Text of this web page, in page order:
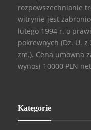
rozpowszechnianie
witrynie jest
lutego 1994 r. o
pokrewnych (Dz. U.
zm.). Cena umowna
wynosi 10000 PLN
Kategorie